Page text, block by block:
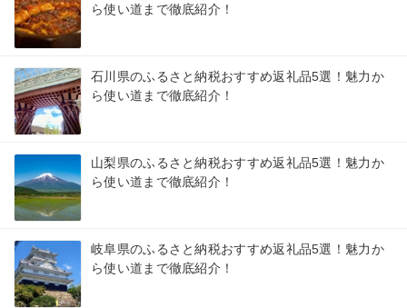
ら使い道まで徹底紹介！
石川県のふるさと納税おすすめ返礼品5選！魅力か
ら使い道まで徹底紹介！
山梨県のふるさと納税おすすめ返礼品5選！魅力か
ら使い道まで徹底紹介！
岐阜県のふるさと納税おすすめ返礼品5選！魅力か
ら使い道まで徹底紹介！